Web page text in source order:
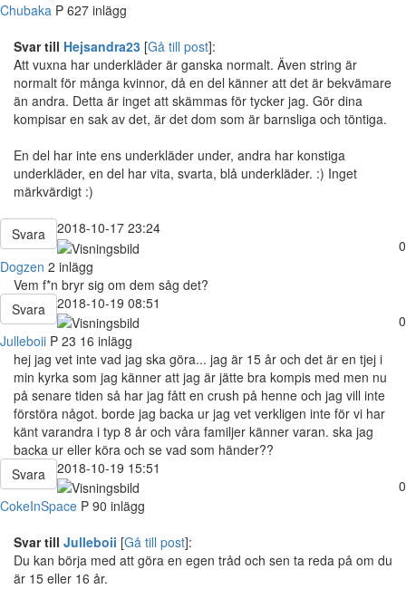
Chubaka P 627 inlägg
Svar till Hejsandra23 [Gå till post]:
Att vuxna har underkläder är ganska normalt. Även string är
normalt för många kvinnor, då en del känner att det är bekvämare
än andra. Detta är inget att skämmas för tycker jag. Gör dina
kompisar en sak av det, är det dom som är barnsliga och töntiga.
En del har inte ens underkläder under, andra har konstiga
underkläder, en del har vita, svarta, blå underkläder. :) Inget
märkvärdigt :)
Svara
2018-10-17 23:24
0
Dogzen 2 inlägg
Vem f*n bryr sig om dem såg det?
Svara
2018-10-19 08:51
0
Julleboii P 23 16 inlägg
hej jag vet inte vad jag ska göra... jag är 15 år och det är en tjej i
min kyrka som jag känner att jag är jätte bra kompis med men nu
på senare tiden så har jag fått en crush på henne och jag vill inte
förstöra något. borde jag backa ur jag vet verkligen inte för vi har
känt varandra i typ 8 år och våra familjer känner varan. ska jag
backa ur eller köra och se vad som händer??
Svara
2018-10-19 15:51
0
CokeInSpace P 90 inlägg
Svar till Julleboii [Gå till post]:
Du kan börja med att göra en egen tråd och sen ta reda på om du
är 15 eller 16 år.